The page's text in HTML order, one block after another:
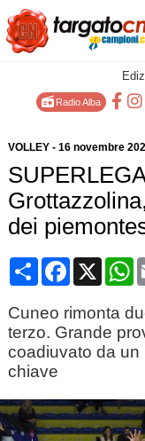
Radio Alba
VOLLEY- 16 novembre
dei
CondividiFacebook
X
Cuneo rimonta
terzo. Grande
coadiuvato da un
chiave